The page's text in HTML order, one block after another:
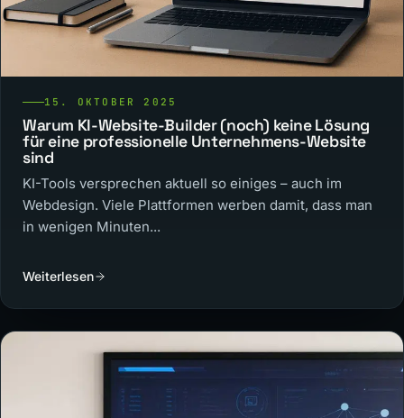
15. OKTOBER 2025
Warum KI-Website-Builder (noch) keine Lösung
für eine professionelle Unternehmens-Website
sind
KI-Tools versprechen aktuell so einiges – auch im
Webdesign. Viele Plattformen werben damit, dass man
in wenigen Minuten...
Weiterlesen